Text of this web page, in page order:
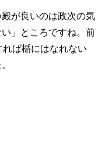
が良いのは政次の気
」ところですね。前
ば楯にはなれない